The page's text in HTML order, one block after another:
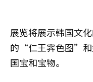
展览将展示韩国文
的“仁王霁色图”
国宝和宝物。